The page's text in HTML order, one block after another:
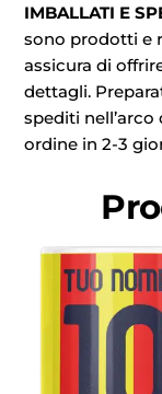
IMBALLATI E
sono prodotti e
assicura di
dettagli.
spediti nell’arco
ordine in 2-3